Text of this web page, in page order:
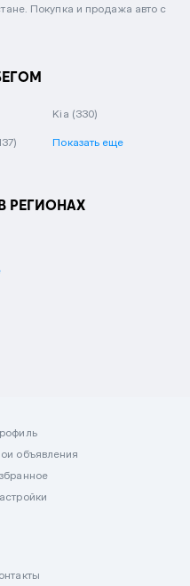
Покупка и продажа авто с
Kia (330)
Показать еще
РЕГИОНАХ
объявления